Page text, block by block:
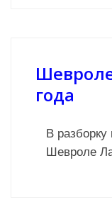
года
В
Шевроле